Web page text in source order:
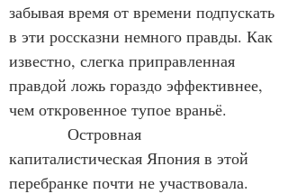
забывая время от времени подпускать
в эти россказни немного правды. Как
известно, слегка приправленная
правдой ложь гораздо эффективнее,
чем откровенное тупое враньё.
Островная
капиталистическая Япония в этой
перебранке почти не участвовала.